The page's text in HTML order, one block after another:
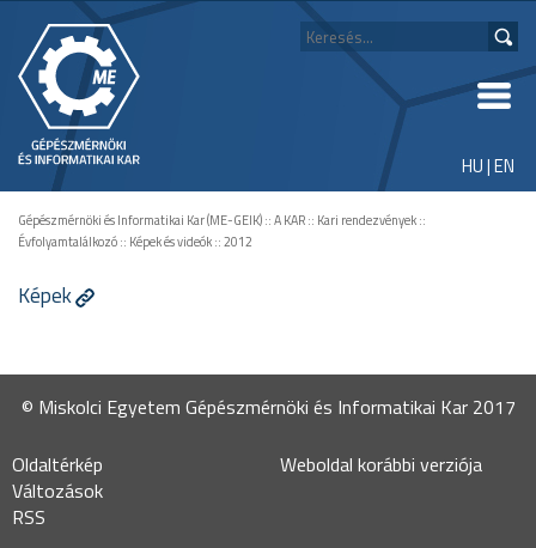
HU|EN
Gépészmérnöki és Informatikai Kar (ME-GEIK)::A KAR:: Kari rendezvények::
Évfolyamtalálkozó:: Képek és videók::2012
Képek
© Miskolci Egyetem Gépészmérnöki és Informatikai Kar 2017
Oldaltérkép
Változások
RSS
Weboldal korábbi verziója